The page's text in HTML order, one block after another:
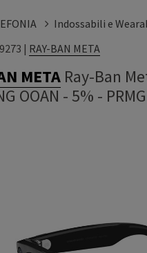
Indossabili e
| RAY-BAN META
META Ray-Ban
OOAN - 5% -